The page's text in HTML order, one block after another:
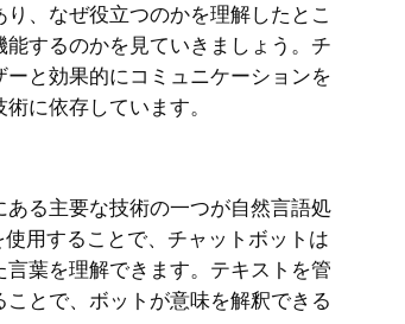
、なぜ役立つのかを理解したとこ
するのかを見ていきましょう。チ
ーと効果的にコミュニケーションを
に依存しています。
る主要な技術の一つが自然言語処
用することで、チャットボットは
葉を理解できます。テキストを管
とで、ボットが意味を解釈できる